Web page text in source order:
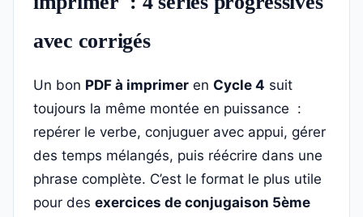
avec corrigés
Un bon PDF à imprimer en Cycle 4 suit
toujours la même montée en puissance :
repérer le verbe, conjuguer avec appui, gérer
des temps mélangés, puis réécrire dans une
phrase complète. C’est le format le plus utile
pour des exercices de conjugaison 5ème